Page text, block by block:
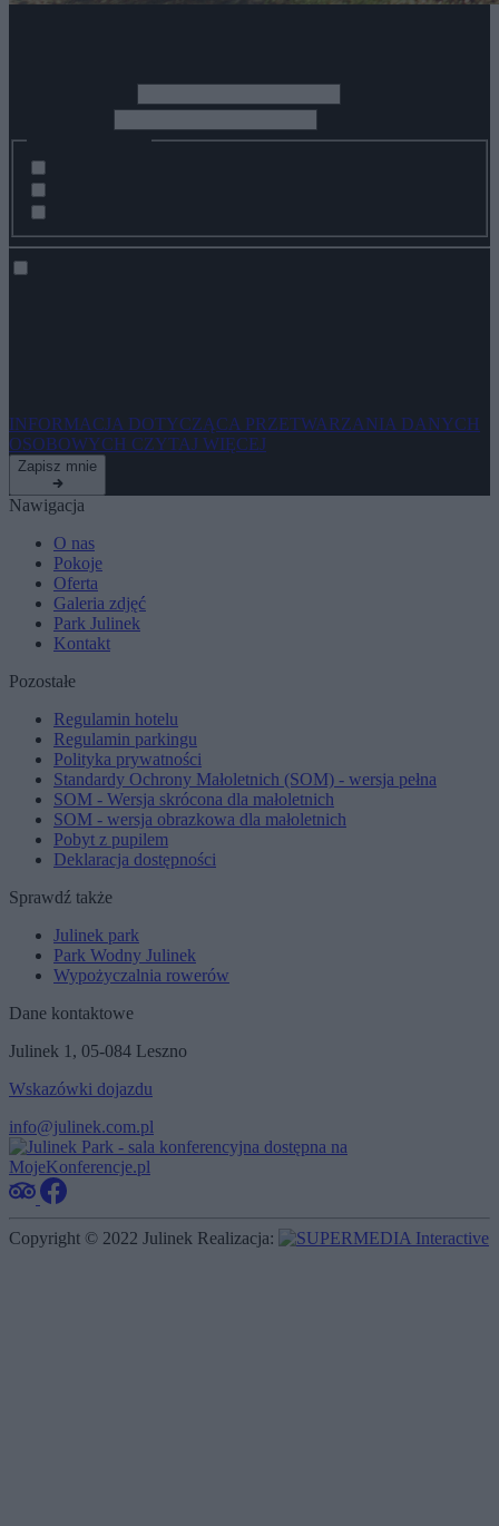
INFORMACJA DOTYCZĄCA PRZETWARZANIA DANYCH
OSOBOWYCH CZYTAJ WIĘCEJ
Zapisz mnie
Nawigacja
O nas
Pokoje
Oferta
Galeria zdjęć
Park Julinek
Kontakt
Pozostałe
Regulamin hotelu
Regulamin parkingu
Polityka prywatności
Standardy Ochrony Małoletnich (SOM) - wersja pełna
SOM - Wersja skrócona dla małoletnich
SOM - wersja obrazkowa dla małoletnich
Pobyt z pupilem
Deklaracja dostępności
Sprawdź także
Julinek park
Park Wodny Julinek
Wypożyczalnia rowerów
Dane kontaktowe
Julinek 1, 05-084 Leszno
Wskazówki dojazdu
info@julinek.com.pl
Copyright © 2022 Julinek Realizacja: